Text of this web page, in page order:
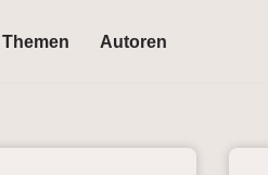
Themen Autoren